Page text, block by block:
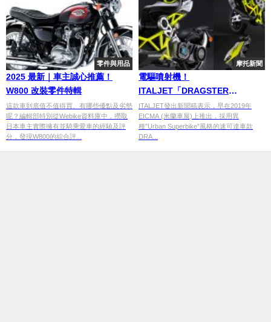
零件與用品
2025 最新｜車主誠心推薦！
W800 改裝零件特輯
這款車到底值不值得買、有哪些優點及劣勢
呢？編輯部特別從Webike資料庫中，撈取
日本車主實際擁有並騎乘愛車的經驗及評
分，發現W800的綜合評...
摩托新聞
電驅噴射機！
ITALJET「DRAGSTER
elettrico」2022年底投入量產
ITALJET發出新聞稿表示，早在2019年
EICMA (米蘭車展)上推出，採用異
種”Urban Superbike”風格的速可達車款
DRA...